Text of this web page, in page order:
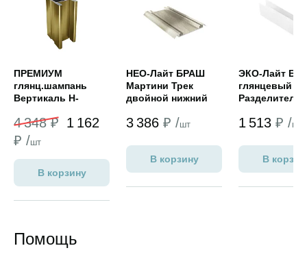
ПРЕМИУМ
глянц.шампань
Вертикаль Н-
кромку 5,4м
4 348 ₽ 1 162
₽ /шт
В корзину
НЕО-Лайт БРАШ
Мартини Трек
двойной нижний
3 386 ₽ /шт
В корзину
ЭКО-Лайт
глянцевый
Разделитель
1 513 ₽ /шт
В
Помощь